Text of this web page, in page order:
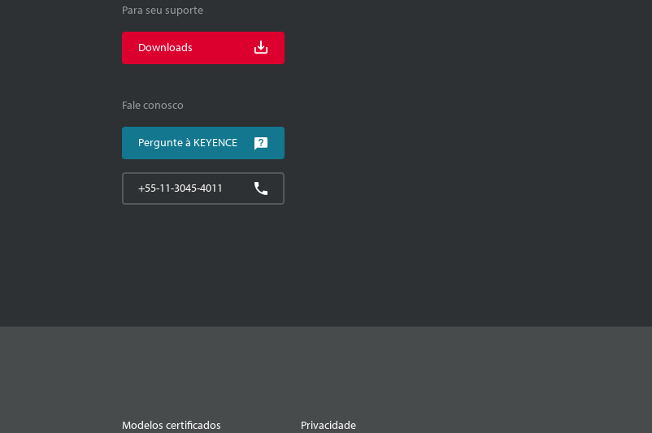
Para seu suporte
Downloads
Fale conosco
Pergunte à KEYENCE
+55-11-3045-4011
Modelos certificados
Privacidade